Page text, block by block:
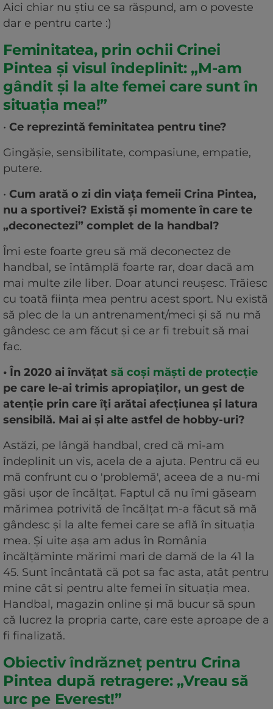
Aici chiar nu știu ce sa răspund, am o poveste
dar e pentru carte :)
Feminitatea, prin ochii Crinei
Pintea și visul îndeplinit: „M-am
gândit și la alte femei care sunt în
situația mea!”
• Ce reprezintă feminitatea pentru tine?
Gingășie, sensibilitate, compasiune, empatie,
putere.
• Cum arată o zi din viața femeii Crina Pintea,
nu a sportivei? Există și momente în care te
„deconectezi” complet de la handbal?
Îmi este foarte greu să mă deconectez de
handbal, se întâmplă foarte rar, doar dacă am
mai multe zile liber. Doar atunci reușesc. Trăiesc
cu toată ființa mea pentru acest sport. Nu există
să plec de la un antrenament/meci și să nu mă
gândesc ce am făcut și ce ar fi trebuit să mai
fac.
• În 2020 ai învățat să coși măști de protecție
pe care le-ai trimis apropiaților, un gest de
atenție prin care îți arătai afecțiunea și latura
sensibilă. Mai ai și alte astfel de hobby-uri?
Astăzi, pe lângă handbal, cred că mi-am
îndeplinit un vis, acela de a ajuta. Pentru că eu
mă confrunt cu o 'problemă', aceea de a nu-mi
găsi ușor de încălțat. Faptul că nu îmi găseam
mărimea potrivită de încălțat m-a făcut să mă
gândesc și la alte femei care se află în situația
mea. Și uite așa am adus în România
încălțăminte mărimi mari de damă de la 41 la
45. Sunt încântată că pot sa fac asta, atât pentru
mine cât si pentru alte femei în situația mea.
Handbal, magazin online și mă bucur să spun
că lucrez la propria carte, care este aproape de a
fi finalizată.
Obiectiv îndrăzneț pentru Crina
Pintea după retragere: „Vreau să
urc pe Everest!”